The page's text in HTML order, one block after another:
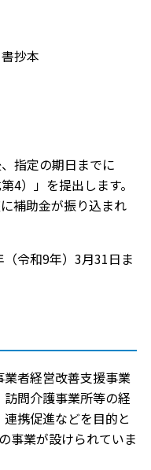
抄本
指定の期日までに
4）」を提出します。
補助金が振り込まれ
令和9年）3月31日ま
業者経営改善支援事業
問介護事業所等の経
携促進などを目的と
事業が設けられていま